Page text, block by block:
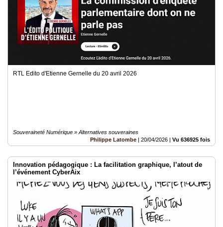
RTL Edito d'Etienne Gernelle du 20 avril 2026
Souveraineté Numérique » Alternatives souveraines
Philippe Latombe | 20/04/2026 | Vu 636925 fois
Innovation pédagogique : La facilitation graphique, l’atout de
l’événement CyberAix